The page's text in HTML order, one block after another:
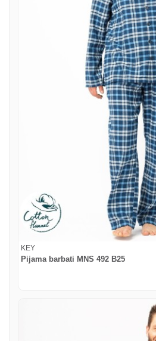
KEY
Pijama barbati MNS 492 B25